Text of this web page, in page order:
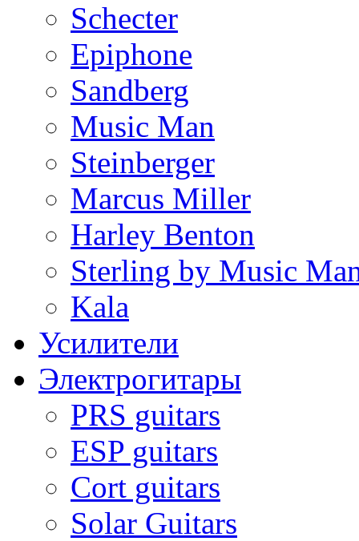
Schecter
Epiphone
Sandberg
Music Man
Steinberger
Marcus Miller
Harley Benton
Sterling by Music
Kala
Усилители
Электрогитары
PRS guitars
ESP guitars
Cort guitars
Solar Guitars